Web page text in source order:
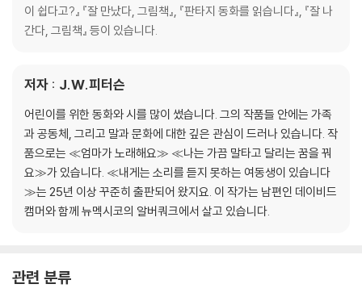
이 쉽다고?』 『잘 만났다, 그림책』, 『판타지 동화를 읽습니다』, 『잘 나
간다, 그림책』 등이 있습니다.
저자 : J.W.피터슨
어린이를 위한 동화와 시를 많이 썼습니다. 그의 작품들 안에는 가족
과 공동체, 그리고 말과 문화에 대한 깊은 관심이 드러나 있습니다. 작
품으로는 ≪엄마가 노래해요≫ ≪나는 가끔 말타고 달리는 꿈을 꿔
요≫가 있습니다. ≪내게는 소리를 듣지 못하는 여동생이 있습니다
≫는 25년 이상 꾸준히 출판되어 왔지요. 이 작가는 남편인 데이비드
캠머와 함께 뉴멕시코의 알버쿼크에서 살고 있습니다.
관련 분류